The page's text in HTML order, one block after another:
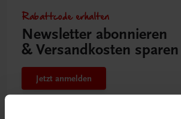
Rabattcode erhalten
Newsletter abonnieren
& Versandkosten sparen
Jetzt anmelden